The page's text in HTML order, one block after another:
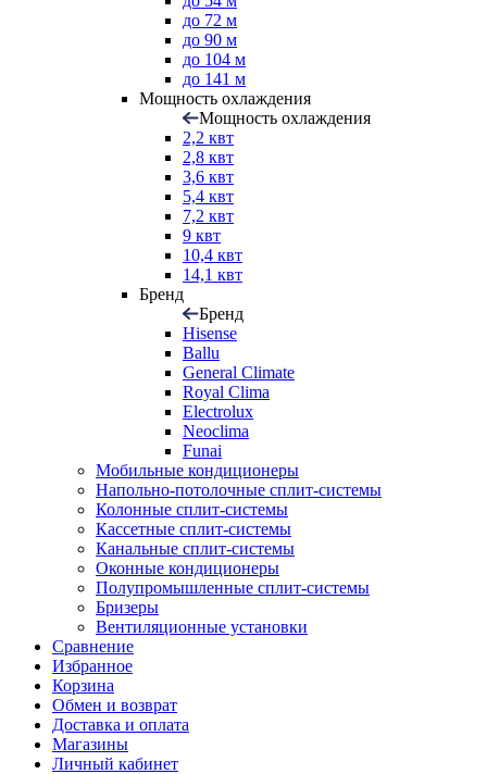
до 72 м
до 90 м
до 104 м
до 141 м
Мощность охлаждения
Мощность охлаждения
2,2 квт
2,8 квт
3,6 квт
5,4 квт
7,2 квт
9 квт
10,4 квт
14,1 квт
Бренд
Бренд
Hisense
Ballu
General Climate
Royal Clima
Electrolux
Neoclima
Funai
Мобильные кондиционеры
Напольно-потолоч​ные ​сплит-системы
Колонные ​​сплит-системы
Кассетные сплит-системы
Канальные сплит-системы
Оконные кондиционеры
Полупромышленные сплит-системы
Бризеры
Вентиляционные установки
Сравнение
Избранное
Корзина
Обмен и возврат
Доставка и оплата
Магазины
Личный кабинет